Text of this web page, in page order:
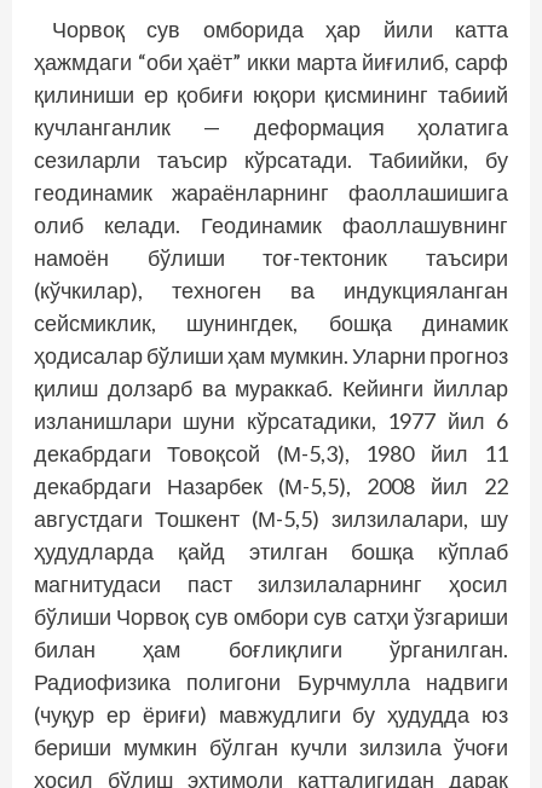
Чорвоқ сув омборида ҳар йили катта
ҳажмдаги “оби ҳаёт” икки марта йиғилиб, сарф
қилиниши ер қобиғи юқори қисмининг табиий
кучланганлик — деформация ҳолатига
сезиларли таъсир кўрсатади. Табиийки, бу
геодинамик жараёнларнинг фаоллашишига
олиб келади. Геодинамик фаоллашувнинг
намоён бўлиши тоғ-тектоник таъсири
(кўчкилар), техноген ва индукцияланган
сейсмиклик, шунингдек, бошқа динамик
ҳодисалар бўлиши ҳам мумкин. Уларни прогноз
қилиш долзарб ва мураккаб. Кейинги йиллар
изланишлари шуни кўрсатадики, 1977 йил 6
декабрдаги Товоқсой (М-5,3), 1980 йил 11
декабрдаги Назарбек (М-5,5), 2008 йил 22
августдаги Тошкент (М-5,5) зилзилалари, шу
ҳудудларда қайд этилган бошқа кўплаб
магнитудаси паст зилзилаларнинг ҳосил
бўлиши Чорвоқ сув омбори сув сатҳи ўзгариши
билан ҳам боғлиқлиги ўрганилган.
Радиофизика полигони Бурчмулла надвиги
(чуқур ер ёриғи) мавжудлиги бу ҳудудда юз
бериши мумкин бўлган кучли зилзила ўчоғи
ҳосил бўлиш эҳтимоли катталигидан дарак